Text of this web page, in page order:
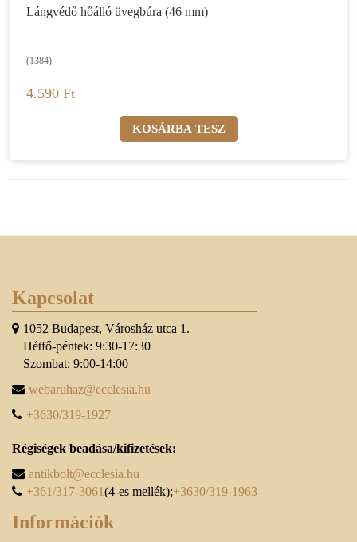
Lángvédő hőálló üvegbúra (46 mm)
(1384)
4.590 Ft
Kapcsolat
1052 Budapest, Városház utca 1.
Hétfő-péntek: 9:30-17:30
Szombat: 9:00-14:00
webaruhaz@ecclesia.hu
+3630/319-1927
Régiségek beadása/kifizetések:
antikbolt@ecclesia.hu
+361/317-3061(4-es mellék);+3630/319-1963
Információk